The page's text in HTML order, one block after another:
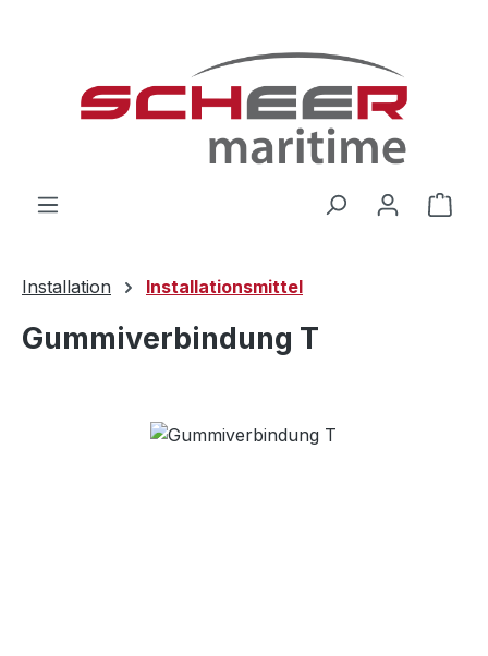
Installation Installationsmittel
Gummiverbindung T
Bildergalerie überspringen